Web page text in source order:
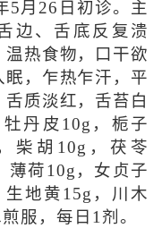
5月26日初诊。主
边、舌底反复溃
热食物，口干欲
，乍热乍汗，平
质淡红，舌苔白
丹皮10g，栀子
柴胡10g，茯苓
薄荷10g，女贞子
地黄15g，川木
服，每日1剂。